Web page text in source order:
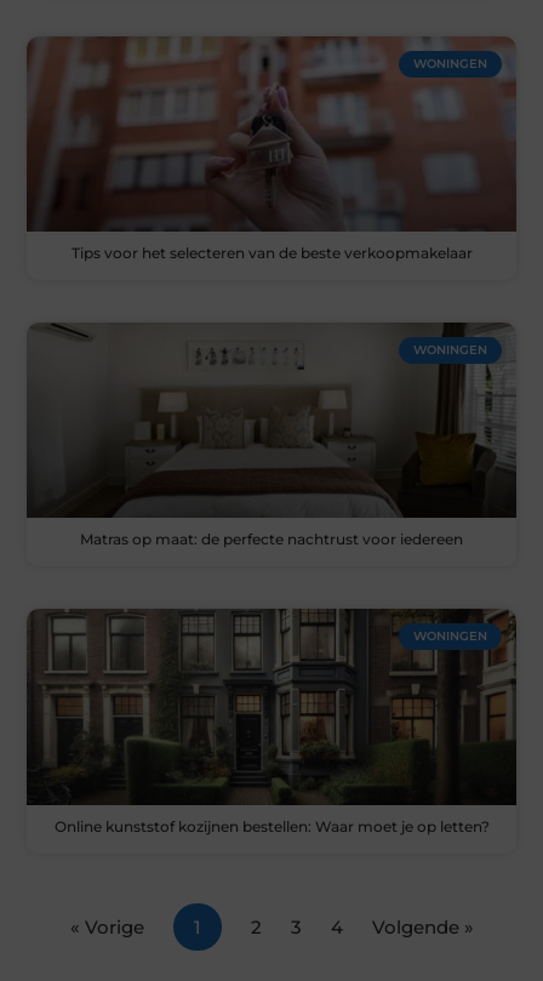
WONINGEN
Tips voor het selecteren van de beste verkoopmakelaar
WONINGEN
Matras op maat: de perfecte nachtrust voor iedereen
WONINGEN
Online kunststof kozijnen bestellen: Waar moet je op letten?
« Vorige 1 2 3 4 Volgende »